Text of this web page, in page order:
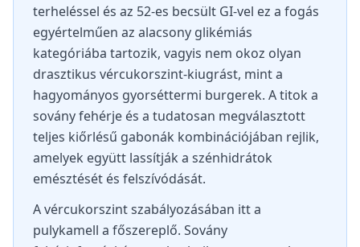
terheléssel és az 52-es becsült GI-vel ez a fogás
egyértelműen az alacsony glikémiás
kategóriába tartozik, vagyis nem okoz olyan
drasztikus vércukorszint-kiugrást, mint a
hagyományos gyorséttermi burgerek. A titok a
sovány fehérje és a tudatosan megválasztott
teljes kiőrlésű gabonák kombinációjában rejlik,
amelyek együtt lassítják a szénhidrátok
emésztését és felszívódását.
A vércukorszint szabályozásában itt a
pulykamell a főszereplő. Sovány